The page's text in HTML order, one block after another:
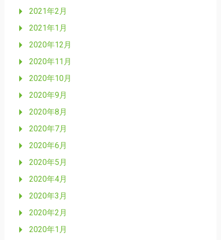
2021年2月
2021年1月
2020年12月
2020年11月
2020年10月
2020年9月
2020年8月
2020年7月
2020年6月
2020年5月
2020年4月
2020年3月
2020年2月
2020年1月